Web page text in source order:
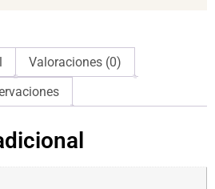
Valoraciones (0)